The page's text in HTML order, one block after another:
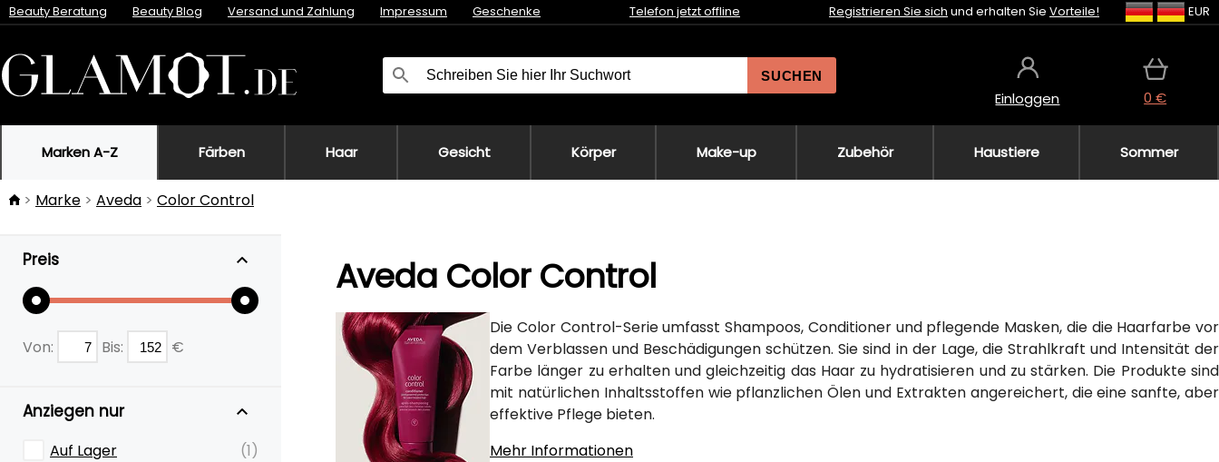
Beauty Beratung Beauty Blog Versand und Zahlung Impressum Geschenke Telefon jetzt offline Registrieren Sie sich und erhalten Sie Vorteile! EUR
SUCHEN
Einloggen 0 €
Marken A-Z Färben Haar Gesicht Körper Make-up Zubehör Haustiere Sommer
Marke Aveda Color Control
Preis
Von: Bis: €
Anziegen nur
Auf Lager (1)
Aveda Color Control
Die Color Control-Serie umfasst Shampoos, Conditioner und pflegende Masken, die die Haarfarbe vor
dem Verblassen und Beschädigungen schützen. Sie sind in der Lage, die Strahlkraft und Intensität der
Farbe länger zu erhalten und gleichzeitig das Haar zu hydratisieren und zu stärken. Die Produkte sind
mit natürlichen Inhaltsstoffen wie pflanzlichen Ölen und Extrakten angereichert, die eine sanfte, aber
effektive Pflege bieten.
Mehr Informationen